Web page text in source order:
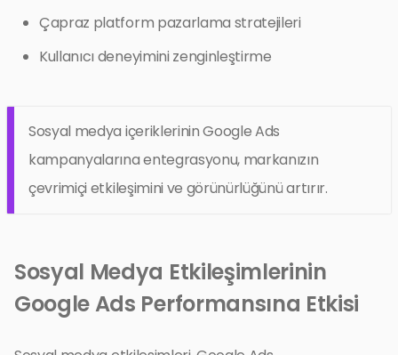
Çapraz platform pazarlama stratejileri
Kullanıcı deneyimini zenginleştirme
Sosyal medya içeriklerinin Google Ads
kampanyalarına entegrasyonu, markanızın
çevrimiçi etkileşimini ve görünürlüğünü artırır.
Sosyal Medya Etkileşimlerinin
Google Ads Performansına Etkisi